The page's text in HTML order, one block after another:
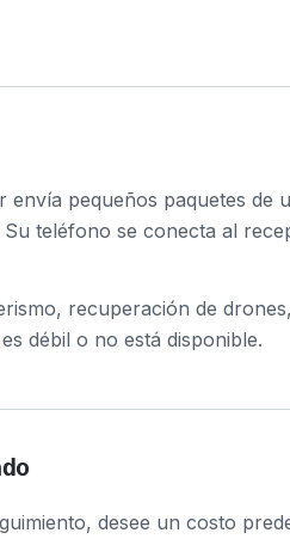
envía pequeños paquetes de
teléfono se conecta al
recuperación de
débil o no está disponible.
desee un costo